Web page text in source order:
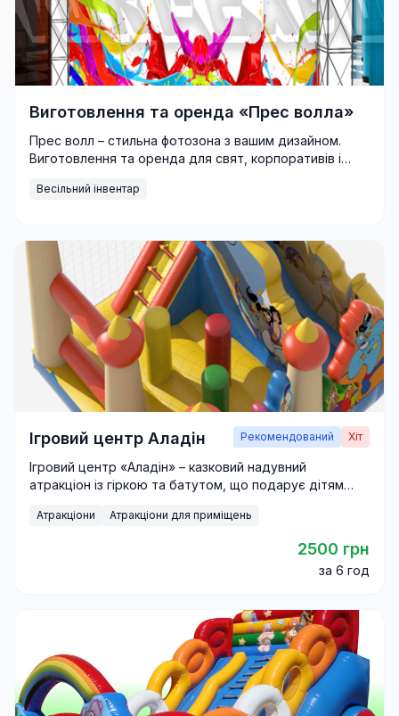
Виготовлення та оренда «Прес волла»
Прес волл – стильна фотозона з вашим дизайном.
Виготовлення та оренда для свят, корпоративів і
Весільний інвентар
Ігровий центр Аладін Рекомендований Хіт
Ігровий центр «Аладін» – казковий надувний
атракціон із гіркою та батутом, що подарує дітям
Атракціони Атракціони для приміщень
2500 грн
за 6 год